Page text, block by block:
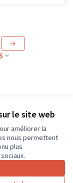
le site web
améliorer la
nous permettent
plus